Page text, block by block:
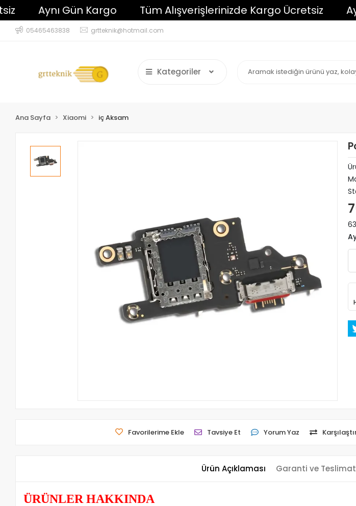
Aynı Gün Kargo Tüm Alışverişlerinizde Kargo Ücretsiz Aynı
05465463838 grtteknik@hotmail.com
Kategoriler
Ana Sayfa Xiaomi iç Aksam
Favorilerime Ekle Tavsiye Et Yorum Yaz
Ürün Açıklaması Garanti ve Teslimat
ÜRÜNLER HAKKINDA